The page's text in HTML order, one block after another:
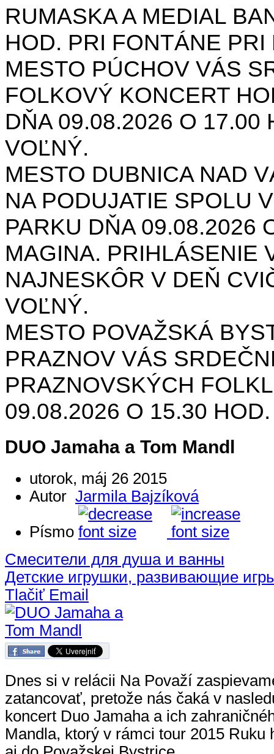
RUMASKA A MEDIAL
HOD. PRI FONTÁNE PRI
MESTO PÚCHOV VÁS
FOLKOVÝ KONCERT
DŇA 09.08.2026 O 17.00
VOĽNÝ.
MESTO DUBNICA NAD
NA PODUJATIE SPOLU
PARKU DŇA 09.08.2026
MAGINA. PRIHLÁSENIE
NAJNESKÔR V DEŇ
VOĽNÝ.
MESTO POVAŽSKÁ
PRAZNOV VÁS
PRAZNOVSKÝCH
09.08.2026 O 15.30
DUO Jamaha a Tom Mandl
utorok, máj 26 2015
Autor Jarmila Bajzíková
Písmo
Смесители для душа и ванны
Детские игрушки, развивающие
Tlačiť Email
Dnes si v relácii Na Považí
zatancovať, pretože nás čaká v
koncert Duo Jamaha a ich
Mandla, ktorý v rámci tour 2015 Ruku